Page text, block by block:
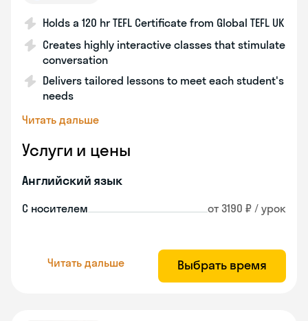
Holds a 120 hr TEFL Certificate from Global TEFL UK
Creates highly interactive classes that stimulate
conversation
Delivers tailored lessons to meet each student's
needs
Читать дальше
Услуги и цены
Английский язык
С носителем от 3190 ₽ / урок
Читать дальше Выбрать время